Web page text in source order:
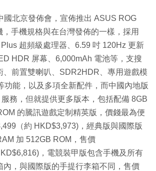
國北京發佈會，宣佈推出 ASUS ROG
，手機規格與在台灣發佈的一樣，採用
超頻級處理器、6.59 吋 120Hz 更新
HDR 屏幕、6,000mAh 電池等，支搜
、前置雙喇叭、SDR2HDR、專用遊戲模
功能，以及多項全新配件，而中國內地版
務，但就提供更多版本，包括配備 8GB
的騰訊遊戲定制精英版，價錢最為便
（約 HKD$3,973)，經典版與國際版
加 512GB ROM，售價
，電競裝甲版包含手機及所有
內，與國際版的手提行李箱不同，售價